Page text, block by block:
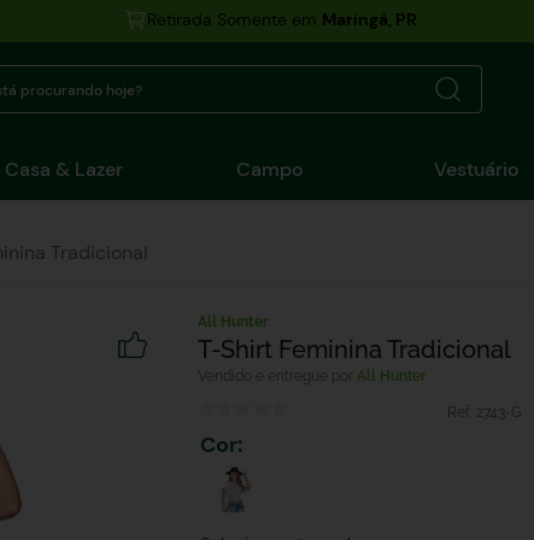
Retirada Somente em Maringá, PR
procurando hoje?
Casa & Lazer Campo Vestuário
Tradicional
All Hunter
T-Shirt Feminina Tradicional
All Hunter
Ref: 2743-G
Cor: